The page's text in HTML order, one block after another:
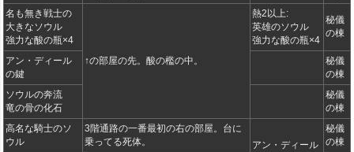
名も無き戦士の
大きなソウル
強力な酸の瓶×4
↑の部屋の先。酸の檻の中。
熱2以上:
英雄のソウル
強力な酸の瓶×4
秘儀
の棟
アン・ディール
の鍵
秘儀
の棟
ソウルの奔流
竜の骨の化石
秘儀
の棟
高名な騎士のソ
ウル
3階通路の一番最初の右の部屋。台に
乗ってる死体。
アン・ディール
秘儀
の棟